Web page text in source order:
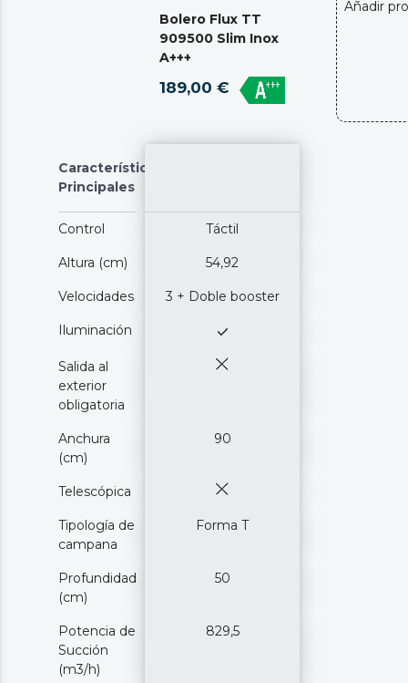
Bolero Flux TT
909500 Slim Inox
A+++
189,00 €
Añadir
Características
Principales
Control Táctil
Altura (cm) 54,92
Velocidades 3 + Doble booster
Iluminación
Salida al
exterior
obligatoria
Anchura
(cm)
90
Telescópica
Tipología de
campana
Forma T
Profundidad
(cm)
50
Potencia de
Succión
(m3/h)
829,5